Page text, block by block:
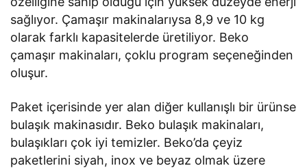
sağlıyor. Çamaşır makinalarıysa 8,9 ve 10 kg
olarak farklı kapasitelerde üretiliyor. Beko
çamaşır makinaları, çoklu program seçeneğinden
oluşur.
Paket içerisinde yer alan diğer kullanışlı bir ürünse
bulaşık makinasıdır. Beko bulaşık makinaları,
bulaşıkları çok iyi temizler. Beko’da çeyiz
paketlerini siyah, inox ve beyaz olmak üzere